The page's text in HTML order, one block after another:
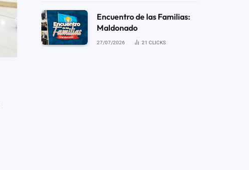
Encuentro de las Familias:
Maldonado
27/07/2026 21 CLICKS